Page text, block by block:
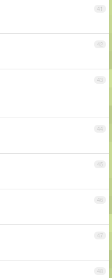
41
42
43
44
45
46
47
48